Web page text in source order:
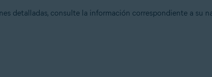
detalladas, consulte la información correspondiente a su